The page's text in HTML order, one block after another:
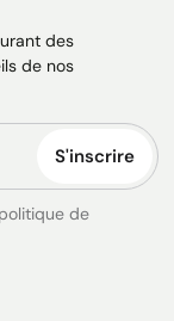
des
de nos
S'inscrire
de